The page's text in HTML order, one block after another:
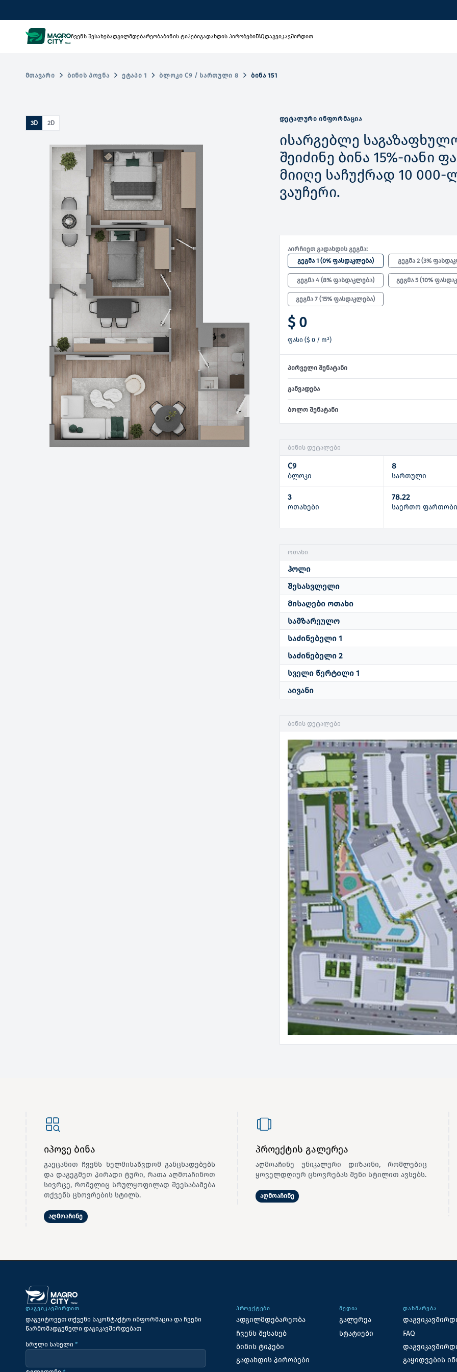
ჩვენს შესახებადგილმდებარეობაბინის ტიპებიგადახდის პირობებიFAQდაგვიკავშირდით
ᲛᲗᲐᲕᲐᲠᲘ ᲑᲘᲜᲘᲡ ᲞᲝᲕᲜᲐ ᲔᲢᲐᲞᲘ 1 ᲑᲚᲝᲙᲘ C9 / ᲡᲐᲠᲗᲣᲚᲘ 8 ᲑᲘᲜᲐ 151
3D 2D
ᲓᲔᲢᲐᲚᲣᲠᲘ ᲘᲜᲤᲝᲠᲛᲐᲪᲘᲐ
ისარგებლე
შეიძინე ბინა 15%-იანი
მიიღე საჩუქრად 10 000-
ვაუჩერი.
აირჩიეთ გადახდის გეგმა:
გეგმა 1 (0% ფასდაკლება) გეგმა 2 (3%
გეგმა 4 (8% ფასდაკლება) გეგმა 5 (10%
გეგმა 7 (15% ფასდაკლება)
$ 0
ფასი ($ 0 / m²)
პირველი შენატანი
განვადება
ბოლო შენატანი
ბინის დეტალები
C9
ბლოკი
8
სართული
3
ოთახები
78.22
საერთო
ოთახი
ჰოლი
შესასვლელი
მისაღები ოთახი
სამზარეულო
საძინებელი 1
საძინებელი 2
სველი წერტილი 1
აივანი
ბინის დეტალები
იპოვე ბინა
გაეცანით ჩვენს ხელმისაწვდომ განცხადებებს
და დაგეგმეთ პირადი ტური, რათა აღმოაჩინოთ
სივრცე, რომელიც სრულყოფილად შეესაბამება
თქვენს ცხოვრების სტილს.
აღმოაჩინე
პროექტის გალერეა
აღმოაჩინე უნიკალური დიზაინი, რომლებიც
ყოველდღიურ ცხოვრებას შენი სტილით ავსებს.
აღმოაჩინე
ᲓᲐᲒᲕᲘᲙᲐᲕᲨᲘᲠᲓᲘᲗ
დაგვიტოვეთ თქვენი საკონტაქტო ინფორმაცია და ჩვენი
წარმომადგენელი დაგიკავშირდებათ
სრული სახელი *
ᲞᲠᲝᲔᲥᲢᲔᲑᲘ
ადგილმდებარეობა
ჩვენს შესახებ
ბინის ტიპები
გადახდის პირობები
ᲛᲔᲓᲘᲐ
გალერეა
სტატიები
ᲓᲐᲮᲛᲐᲠᲔᲑᲐ
FAQ
გაყიდვების